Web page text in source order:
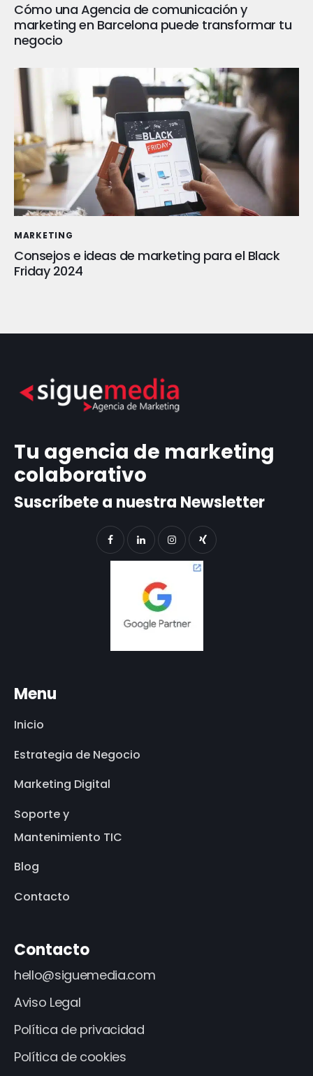
Cómo una Agencia de comunicación y
marketing en Barcelona puede transformar tu
negocio
MARKETING
Consejos e ideas de marketing para el Black
Friday 2024
Tu agencia de marketing
colaborativo
Suscríbete a nuestra Newsletter
Menu
Inicio
Estrategia de Negocio
Marketing Digital
Soporte y
Mantenimiento TIC
Blog
Contacto
Contacto
hello@siguemedia.com
Aviso Legal
Política de privacidad
Política de cookies